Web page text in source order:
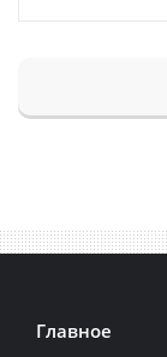
Главное